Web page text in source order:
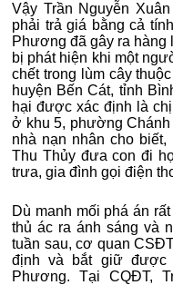
Vậy Trần Nguyễn
phải trả giá bằng cả
Phương đã gây ra hàng
bị phát hiện khi một
chết trong lùm cây
huyện Bến Cát, tỉnh
hại được xác định là
ở khu 5, phường
nhà nạn nhân cho biết,
Thu Thủy đưa con đi
trưa, gia đình gọi điện
Dù manh mối phá án
thủ ác ra ánh sáng và
tuần sau, cơ quan
định và bắt giữ được
Phương. Tại CQĐT,